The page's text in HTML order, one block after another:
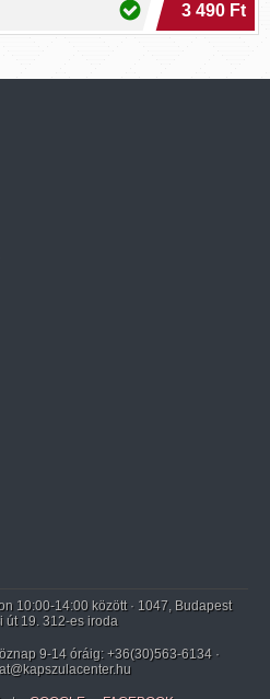
3 490 Ft
10:00-14:00 között · 1047, Budapest
út 19. 312-es iroda
9-14 óráig: +36(30)563-6134 ·